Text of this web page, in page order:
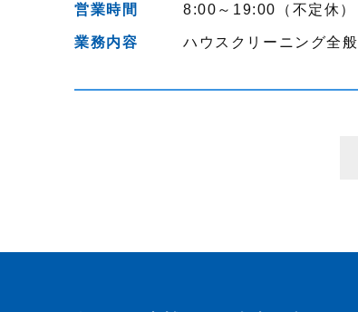
営業時間
8:00～19:00（不定休）
業務内容 ハウスクリーニング全般